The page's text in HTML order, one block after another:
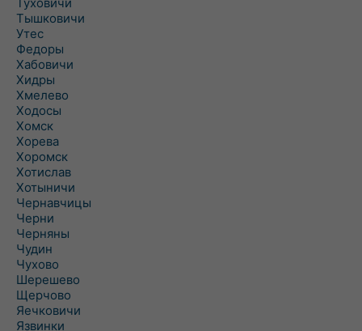
Тышковичи
Утес
Федоры
Хабовичи
Хидры
Хмелево
Ходосы
Хомск
Хорева
Хоромск
Хотислав
Хотыничи
Чернавчицы
Черни
Черняны
Чудин
Чухово
Шерешево
Щерчово
Яечковичи
Язвинки